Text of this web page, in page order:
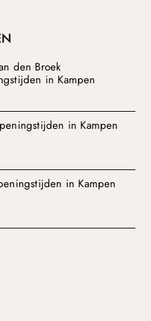
den Broek
in Kampen
in Kampen
in Kampen